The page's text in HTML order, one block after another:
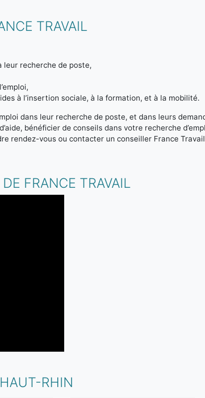
TRAVAIL
leur recherche de poste,
à l’insertion sociale, à la formation, et à la mobilité.
dans leur recherche de poste, et dans leurs
bénéficier de conseils dans votre recherche
rendez-vous ou contacter un conseiller France
FRANCE TRAVAIL
RHIN